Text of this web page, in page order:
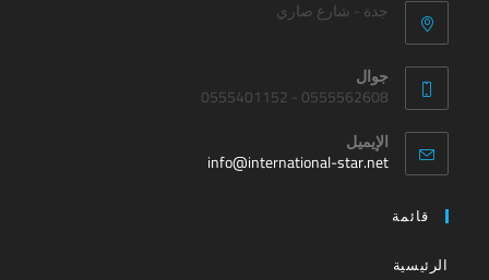
جدة - شارع صاري
جوال
0555562608 - 0555401152
الإيميل
info@international-star.net
قائمة
الرئيسية